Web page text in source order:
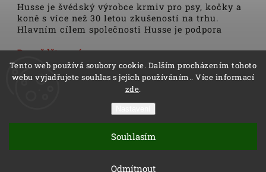
Tento web používá soubory cookie. Dalším procházením tohoto
webu vyjadřujete souhlas s jejich používáním.. Více informací
zde.
Odmítnout
Souhlasím
Husse je švédský výrobce krmiv pro psy, kočky a
koně s více než 30 letou zkušeností na trhu.
Hlavním cílem společnosti Husse je podpora
Veškerá krmiva, pamlsky a doplňky Husse jsou
vyrobeny pouze z nejkvalitnějších a pečlivě
vybraných surovin. Všechny produkty se vyrábí
podle tradičních skandinávských receptur a
výrobní linky podléhají trvalé veterinární
Distributoři společnosti Husse jsou důkladně
psa, kočku nebo koně.
Dozvědět se více
Vytvořil Shoptet
Copyright 2026Husse. Všechna práva vyhrazena.